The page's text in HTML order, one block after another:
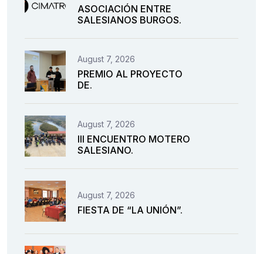
ASOCIACIÓN ENTRE
SALESIANOS BURGOS.
August 7, 2026
PREMIO AL PROYECTO
DE.
August 7, 2026
III ENCUENTRO MOTERO
SALESIANO.
August 7, 2026
FIESTA DE “LA UNIÓN”.